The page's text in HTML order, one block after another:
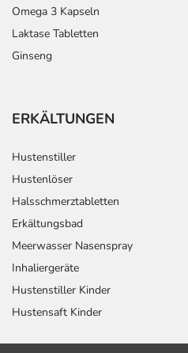
Omega 3 Kapseln
Laktase Tabletten
Ginseng
ERKÄLTUNGEN
Hustenstiller
Hustenlöser
Halsschmerztabletten
Erkältungsbad
Meerwasser Nasenspray
Inhaliergeräte
Hustenstiller Kinder
Hustensaft Kinder